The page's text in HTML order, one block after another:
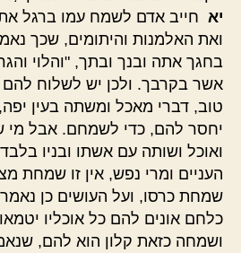
יא חייב אדם לשמח עמו ברגל את
ואת האלמנות והיתומים, שכך
בחגך אתה ובנך ובתך, "והלוי
אשר בקרבך. ולכן יש לשלוח להם
טוב, דברי מאכל ומשתה בעין
יחסר להם, כדי לשמחם. אבל מי
ואוכל ושותה עם אשתו ובניו
העניים ומרי נפש, אין זו שמחת
שמחת כרסו, ועל העושים כן נאמר
כלחם אונים להם כל אוכליו
ושמחה כזאת קלון הוא להם,